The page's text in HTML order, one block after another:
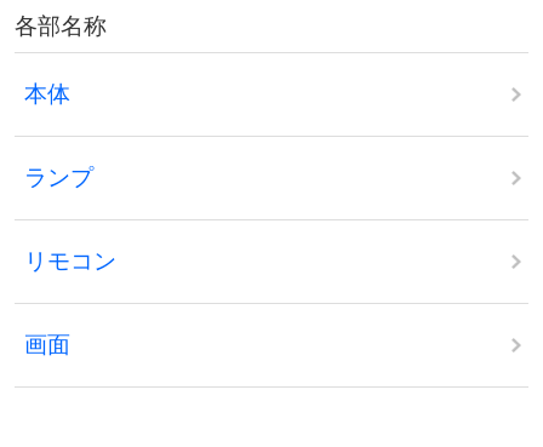
各部名称
本体
ランプ
リモコン
画面